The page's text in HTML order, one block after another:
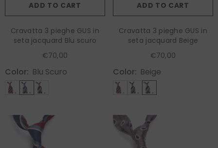
ADD TO CART
Cravatta 3 pieghe GUS in
seta jacquard Blu scuro
€70,00
Color: Blu Scuro
ADD TO CART
Cravatta 3 pieghe GUS in
seta jacquard Beige
€70,00
Color: Beige